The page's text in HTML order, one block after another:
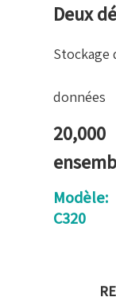
Deux
Stockage
données
20,000
Modèle:
C320